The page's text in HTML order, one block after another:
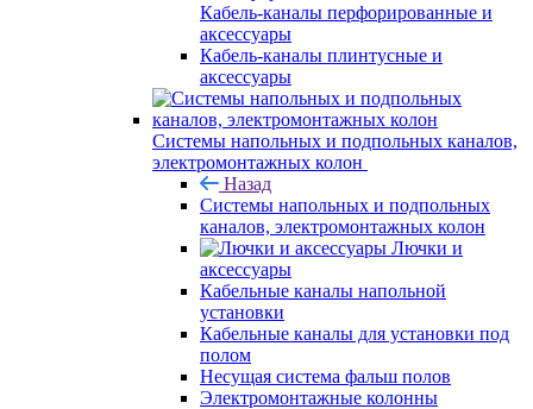
Кабель-каналы перфорированные и
аксессуары
Кабель-каналы плинтусные и
аксессуары
Системы напольных и подпольных каналов,
электромонтажных колон
Назад
Системы напольных и подпольных
каналов, электромонтажных колон
Лючки и
аксессуары
Кабельные каналы напольной
установки
Кабельные каналы для установки под
полом
Несущая система фальш полов
Электромонтажные колонны